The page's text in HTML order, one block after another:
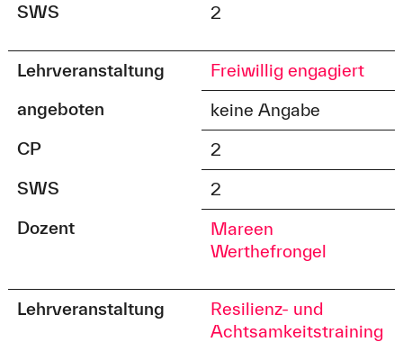
SWS
2
Lehrveranstaltung
Freiwillig engagiert
angeboten
keine Angabe
CP
2
SWS
2
Dozent
Mareen
Werthefrongel
Lehrveranstaltung
Resilienz- und
Achtsamkeitstraining